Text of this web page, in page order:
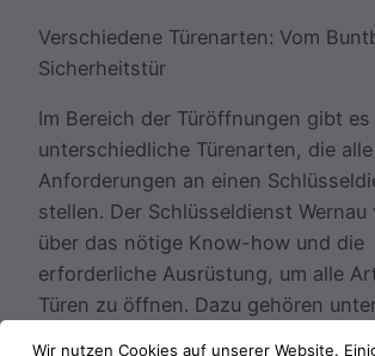
Verschiedene Türenarten: Vom
Sicherheitstür
Im Bereich der Türöffnungen gibt es
unterschiedliche Türenarten, die
Anforderungen an einen
stellen. Der Schlüsseldienst
über das nötige Know-how und die
erforderliche Ausrüstung, um alle
Türen zu öffnen. Dazu gehören
Wir nutzen Cookies auf unserer Website.